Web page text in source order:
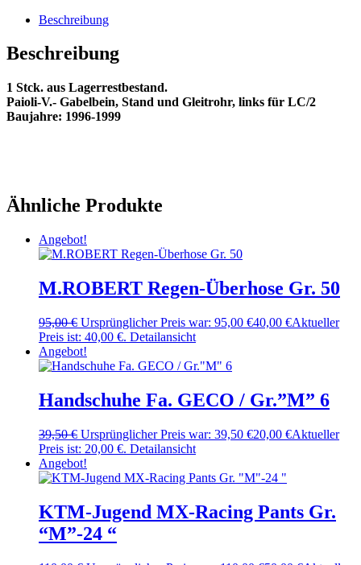
Beschreibung
Beschreibung
1 Stck. aus Lagerrestbestand.
Paioli-V.- Gabelbein, Stand und Gleitrohr, links für LC/2
Baujahre: 1996-1999
Ähnliche Produkte
Angebot!
M.ROBERT Regen-Überhose Gr. 50
95,00€ Ursprünglicher Preis war: 95,00 €40,00 €Aktueller
Preis ist: 40,00 €. Detailansicht
Angebot!
Handschuhe Fa. GECO / Gr.”M” 6
39,50€ Ursprünglicher Preis war: 39,50 €20,00 €Aktueller
Preis ist: 20,00 €. Detailansicht
Angebot!
KTM-Jugend MX-Racing Pants Gr.
“M”-24 “